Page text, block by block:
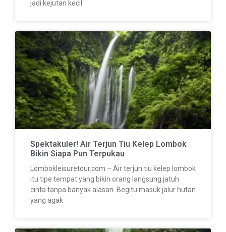
jadi kejutan kecil
Spektakuler! Air Terjun Tiu Kelep Lombok
Bikin Siapa Pun Terpukau
Lombokleisuretour.com – Air terjun tiu kelep lombok
itu tipe tempat yang bikin orang langsung jatuh
cinta tanpa banyak alasan. Begitu masuk jalur hutan
yang agak